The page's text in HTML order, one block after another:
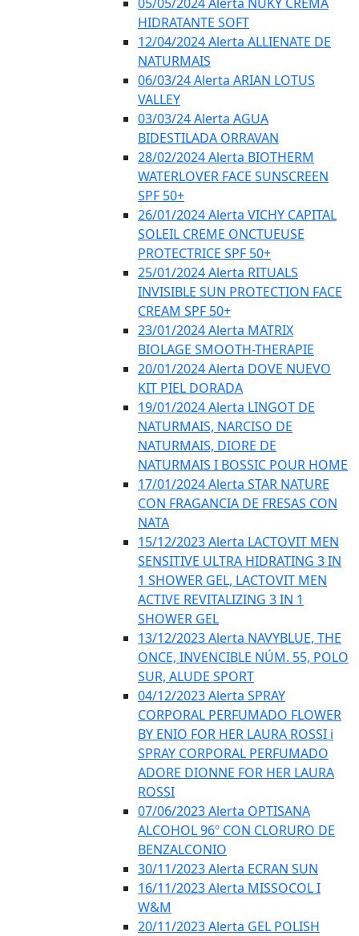
HIDRATANTE SOFT
12/04/2024 Alerta ALLIENATE DE
NATURMAIS
06/03/24 Alerta ARIAN LOTUS
VALLEY
03/03/24 Alerta AGUA
BIDESTILADA ORRAVAN
28/02/2024 Alerta BIOTHERM
WATERLOVER FACE SUNSCREEN
SPF 50+
26/01/2024 Alerta VICHY CAPITAL
SOLEIL CREME ONCTUEUSE
PROTECTRICE SPF 50+
25/01/2024 Alerta RITUALS
INVISIBLE SUN PROTECTION FACE
CREAM SPF 50+
23/01/2024 Alerta MATRIX
BIOLAGE SMOOTH-THERAPIE
20/01/2024 Alerta DOVE NUEVO
KIT PIEL DORADA
19/01/2024 Alerta LINGOT DE
NATURMAIS, NARCISO DE
NATURMAIS, DIORE DE
NATURMAIS I BOSSIC POUR HOME
17/01/2024 Alerta STAR NATURE
CON FRAGANCIA DE FRESAS CON
NATA
15/12/2023 Alerta LACTOVIT MEN
SENSITIVE ULTRA HIDRATING 3 IN
1 SHOWER GEL, LACTOVIT MEN
ACTIVE REVITALIZING 3 IN 1
SHOWER GEL
13/12/2023 Alerta NAVYBLUE, THE
ONCE, INVENCIBLE NÚM. 55, POLO
SUR, ALUDE SPORT
04/12/2023 Alerta SPRAY
CORPORAL PERFUMADO FLOWER
BY ENIO FOR HER LAURA ROSSI i
SPRAY CORPORAL PERFUMADO
ADORE DIONNE FOR HER LAURA
ROSSI
07/06/2023 Alerta OPTISANA
ALCOHOL 96º CON CLORURO DE
BENZALCONIO
30/11/2023 Alerta ECRAN SUN
16/11/2023 Alerta MISSOCOL I
W&M
20/11/2023 Alerta GEL POLISH